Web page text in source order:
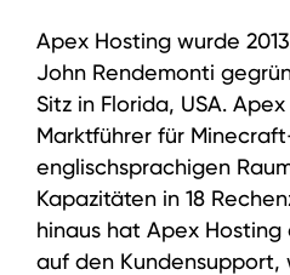
Apex Hosting wurde
John Rendemonti
Sitz in Florida, USA.
Marktführer für
englischsprachigen
Kapazitäten in 18
hinaus hat Apex Hosting
auf den Kundensupport,